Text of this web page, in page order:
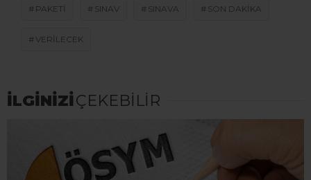
PAKETI SINAV SINAVA SON DAKİKA
VERILECEK
İLGİNİZİÇEKEBİLİR